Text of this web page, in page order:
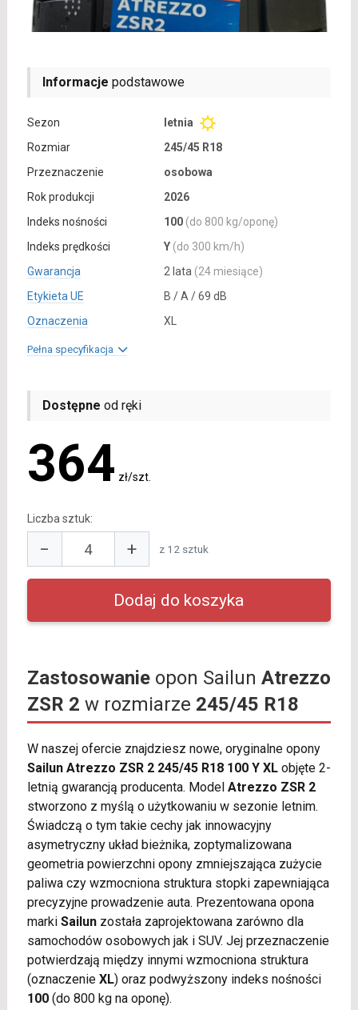
Informacje podstawowe
Sezon
letnia
Rozmiar
245/45 R18
Przeznaczenie
osobowa
Rok produkcji
2026
Indeks nośności
100 (do 800 kg/oponę)
Indeks prędkości
Y (do 300 km/h)
Gwarancja
2 lata (24 miesiące)
Etykieta UE
B / A / 69 dB
Oznaczenia
XL
Pełna specyfikacja
Dostępne od ręki
364 zł/szt.
Liczba sztuk:
− + z 12 sztuk
Zastosowanieopon Sailun Atrezzo
ZSR 2 w rozmiarze 245/45 R18
W naszej ofercie znajdziesz nowe, oryginalne opony
Sailun Atrezzo ZSR 2 245/45 R18 100 Y XLobjęte 2-
letnią gwarancją producenta. Model Atrezzo ZSR 2
stworzono z myślą o użytkowaniu w sezonie letnim.
Świadczą o tym takie cechy jak innowacyjny
asymetryczny układ bieżnika, zoptymalizowana
geometria powierzchni opony zmniejszająca zużycie
paliwa czy wzmocniona struktura stopki zapewniająca
precyzyjne prowadzenie auta. Prezentowana opona
marki Sailunzostała zaprojektowana zarówno dla
samochodów osobowych jak i SUV. Jej przeznaczenie
potwierdzają między innymi wzmocniona struktura
(oznaczenie XL) oraz podwyższony indeks nośności
100(do 800 kg na oponę).